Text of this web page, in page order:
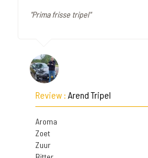
"Prima frisse tripel"
Review : Arend Tripel
Aroma
Zoet
Zuur